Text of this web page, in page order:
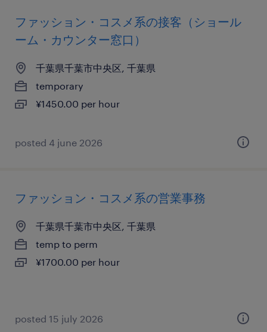
ファッション・コスメ系の接客（ショール
ーム・カウンター窓口）
千葉県千葉市中央区, 千葉県
temporary
¥1450.00 per hour
posted 4 june 2026
ファッション・コスメ系の営業事務
千葉県千葉市中央区, 千葉県
temp to perm
¥1700.00 per hour
posted 15 july 2026